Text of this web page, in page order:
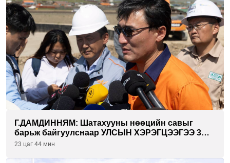
Г.ДАМДИННЯМ: Шатахууны нөөцийн савыг
барьж байгуулснаар УЛСЫН ХЭРЭГЦЭЭГЭЭ 3
САРААР НӨӨЦЛӨДӨГ болно
23 цаг 44 мин